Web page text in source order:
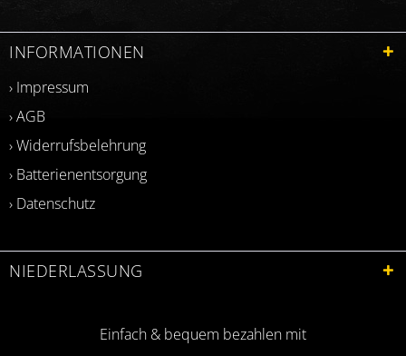
INFORMATIONEN
› Impressum
› AGB
› Widerrufsbelehrung
› Batterienentsorgung
› Datenschutz
NIEDERLASSUNG
Einfach & bequem bezahlen mit